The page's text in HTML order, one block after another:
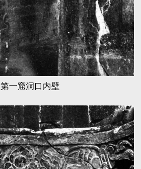
第一窟洞口内壁